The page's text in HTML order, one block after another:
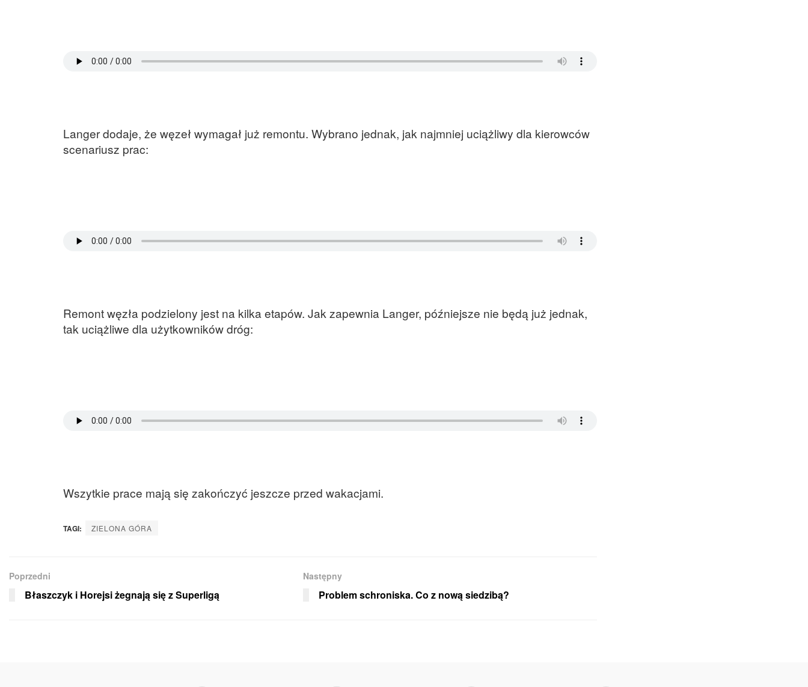
Langer dodaje, że węzeł wymagał już remontu. Wybrano jednak, jak najmniej uciążliwy dla kierowców
scenariusz prac:
Remont węzła podzielony jest na kilka etapów. Jak zapewnia Langer, późniejsze nie będą już jednak,
tak uciążliwe dla użytkowników dróg:
Wszytkie prace mają się zakończyć jeszcze przed wakacjami.
TAGI: ZIELONA GÓRA
Poprzedni
Błaszczyk i Horejsi żegnają się z Superligą
Następny
Problem schroniska. Co z nową siedzibą?